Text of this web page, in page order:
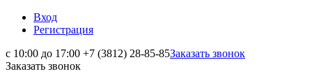
Вход
Регистрация
с 10:00 до 17:00 +7 (3812) 28-85-85Заказать звонок
Заказать звонок